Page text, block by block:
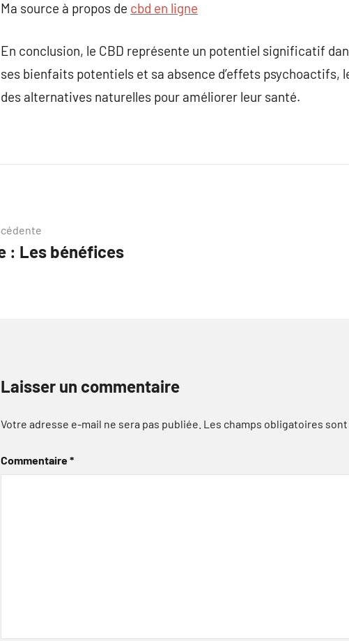
Ma source à propos de cbd en ligne
En conclusion, le CBD représente un potentiel significatif
ses bienfaits potentiels et sa absence d’effets psychoactifs,
des alternatives naturelles pour améliorer leur santé.
: Les bénéfices
Laisser un commentaire
Votre adresse e-mail ne sera pas publiée. Les champs obligatoires
Commentaire*